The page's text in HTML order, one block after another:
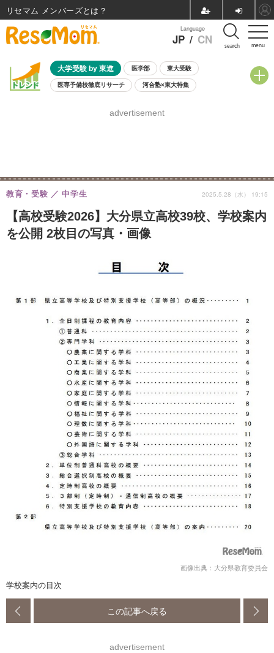
menu
Language
JP / CN search
大学受験 by 東進 医学部 東大受験
医専予備校徹底リサーチ 河合塾×東大特集
8月開催学校説明会・相談会
advertisement
【高校受験2026】大分県立高校39校、学校案内
を公開 2枚目の写真・画像
教育・受験 中学生 2025.5.28（水） 19:15
画像出典：大分県教育委員会
学校案内の目次
この記事へ戻る
advertisement
リセマム メンバーズ